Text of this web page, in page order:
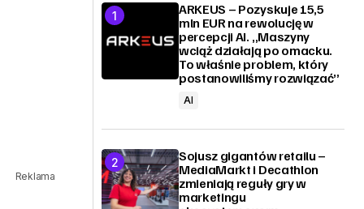
Reklama
ARKEUS – Pozyskuje 15,5
mln EUR na rewolucję w
percepcji AI. „Maszyny
wciąż działają po omacku.
To właśnie problem, który
postanowiliśmy rozwiązać”
AI
Sojusz gigantów retailu –
MediaMarkt i Decathlon
zmieniają reguły gry w
marketingu